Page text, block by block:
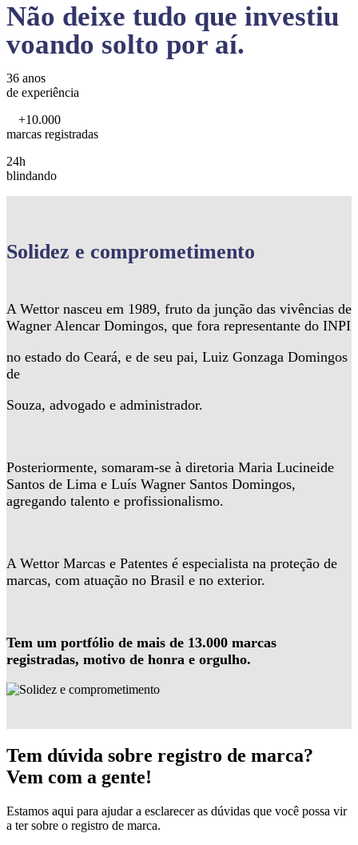
Não deixe tudo que investiu
voando solto por aí.
36 anos
de experiência
+10.000
marcas registradas
24h
blindando
Solidez e comprometimento
A Wettor nasceu em 1989, fruto da junção das vivências de
Wagner Alencar Domingos, que fora representante do INPI
no estado do Ceará, e de seu pai, Luiz Gonzaga Domingos
de
Souza, advogado e administrador.
Posteriormente, somaram-se à diretoria Maria Lucineide
Santos de Lima e Luís Wagner Santos Domingos,
agregando talento e profissionalismo.
A Wettor Marcas e Patentes é especialista na proteção de
marcas, com atuação no Brasil e no exterior.
Tem um portfólio de mais de 13.000 marcas
registradas, motivo de honra e orgulho.
Tem dúvida sobre registro de marca?
Vem com a gente!
Estamos aqui para ajudar a esclarecer as dúvidas que você possa vir
a ter sobre o registro de marca.